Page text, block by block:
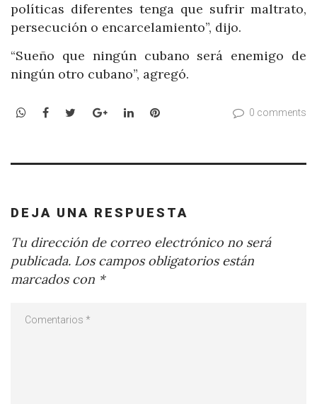
políticas diferentes tenga que sufrir maltrato,
persecución o encarcelamiento”, dijo.
“Sueño que ningún cubano será enemigo de
ningún otro cubano”, agregó.
WhatsApp
Facebook
TwitterGoogle+LinkedInPinterest 0 comments
DEJA UNA RESPUESTA
Tu dirección de correo electrónico no será
publicada. Los campos obligatorios están
marcados con *